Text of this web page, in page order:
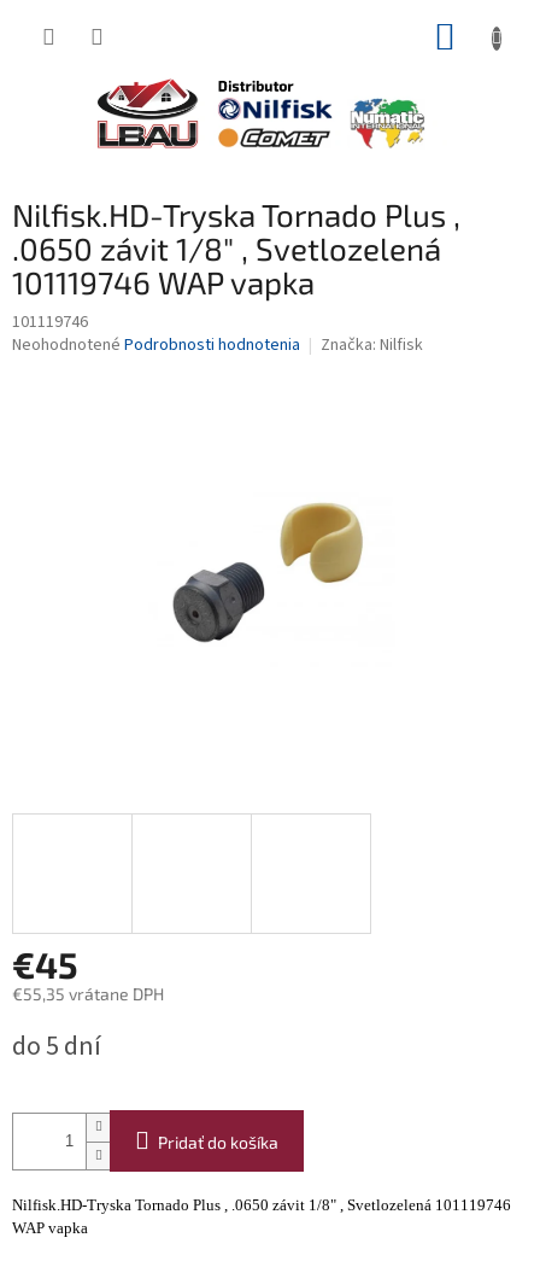
Nilfisk.HD-Tryska Tornado Plus ,
.0650 závit 1/8" , Svetlozelená
101119746 WAP vapka
101119746
Priemerné
Neohodnotené Podrobnosti hodnotenia Značka: Nilfisk
€45
€55,35 vrátane DPH
cena:
do 5 dní
Pridať do košíka
Nilfisk.HD-Tryska Tornado Plus , .0650 závit 1/8" , Svetlozelená 101119746
WAP vapka